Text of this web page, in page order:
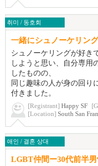
취미 / 동호회
一緒にシュノーケリン
シュノーケリングが好き
しようと思い、自分専用
したものの、
同じ趣味の人が身の回り
付きました。
[Registrant] Happy SF
[Location] South San
애인 / 결혼 상대
LGBT仲間ー30代前半